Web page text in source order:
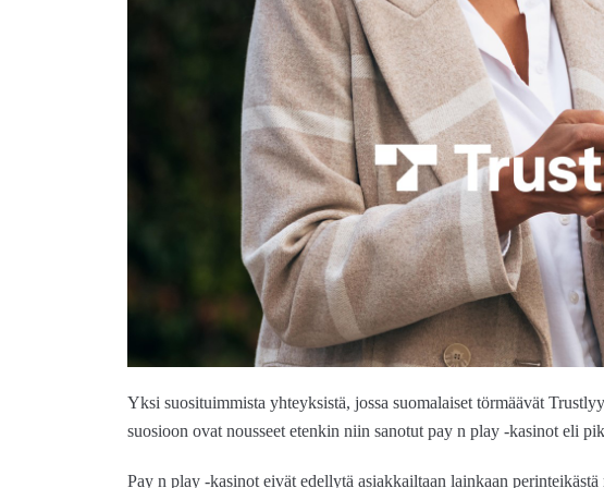
Yksi suosituimmista yhteyksistä, jossa suomalaiset törmäävät
suosioon ovat nousseet etenkin niin sanotut pay n play -kasinot eli
Pay n play -kasinot eivät edellytä asiakkailtaan lainkaan